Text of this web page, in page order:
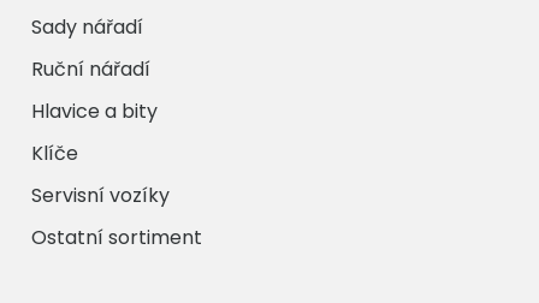
Sady nářadí
Ruční nářadí
Hlavice a bity
Klíče
Servisní vozíky
Ostatní sortiment